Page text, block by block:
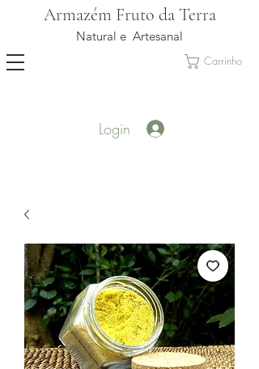
Armazém Fruto da Terra
Natural e Artesanal
Carrinho
Login